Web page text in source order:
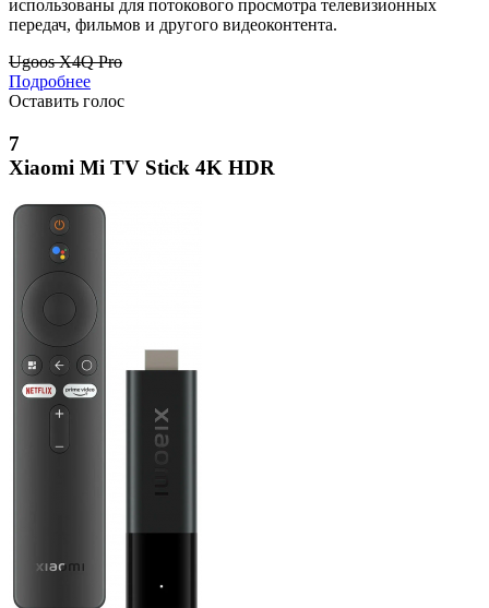
использованы для потокового просмотра телевизионных
передач, фильмов и другого видеоконтента.
Ugoos X4Q Pro
Подробнее
Оставить голос
7
Xiaomi Mi TV Stick 4K HDR